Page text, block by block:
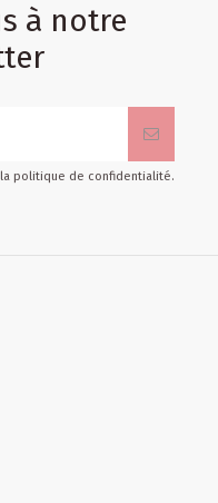
à notre
politique de confidentialité.